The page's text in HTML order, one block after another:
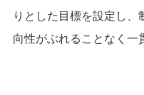
りとした目標を設定し
向性がぶれることなく一